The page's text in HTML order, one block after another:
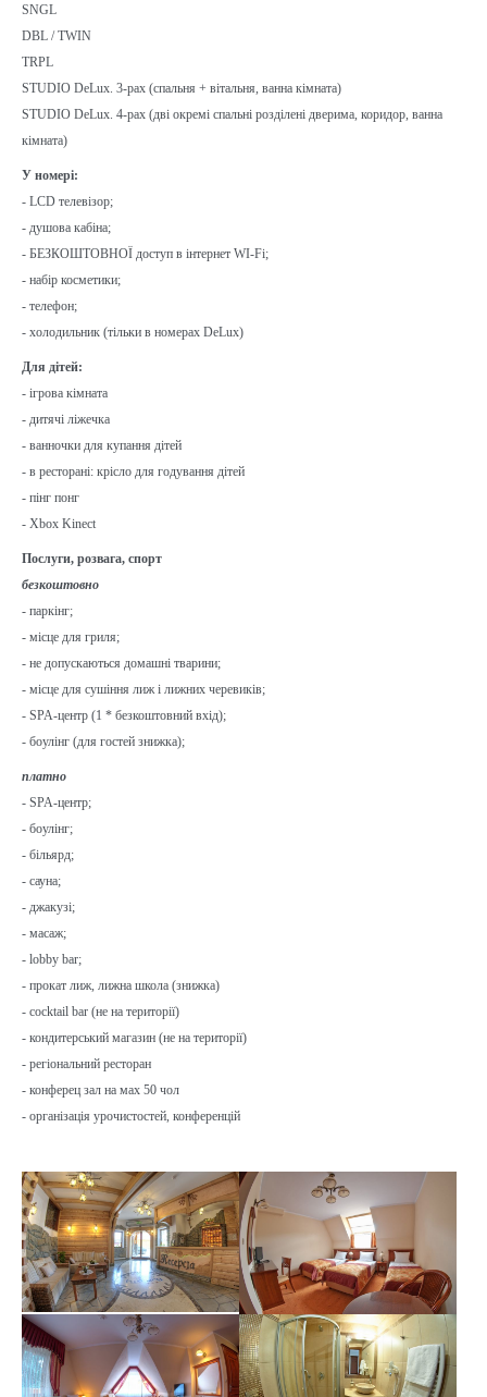
SNGL
DBL / TWIN
TRPL
STUDIO DeLux. 3-pax (спальня + вітальня, ванна кімната)
STUDIO DeLux. 4-pax (дві окремі спальні розділені дверима, коридор, ванна
кімната)
У номері:
- LCD телевізор;
- душова кабіна;
- БЕЗКОШТОВНОЇ доступ в інтернет WI-Fi;
- набір косметики;
- телефон;
- холодильник (тільки в номерах DeLux)
Для дітей:
- ігрова кімната
- дитячі ліжечка
- ванночки для купання дітей
- в ресторані: крісло для годування дітей
- пінг понг
- Xbox Kinect
Послуги, розвага, спорт
безкоштовно
- паркінг;
- місце для гриля;
- не допускаються домашні тварини;
- місце для сушіння лиж і лижних черевиків;
- SPA-центр (1 * безкоштовний вхід);
- боулінг (для гостей знижка);
платно
- SPA-центр;
- боулінг;
- більярд;
- сауна;
- джакузі;
- масаж;
- lobby bar;
- прокат лиж, лижна школа (знижка)
- cocktail bar (не на території)
- кондитерський магазин (не на території)
- регіональний ресторан
- конферец зал на мах 50 чол
- організація урочистостей, конференцій
Show larger version Show larger version
Show larger version Show larger version